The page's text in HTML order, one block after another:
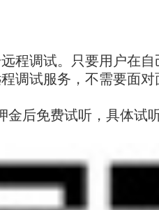
程调试。只要用户在
调试服务，不需要面对
后免费试听，具体试